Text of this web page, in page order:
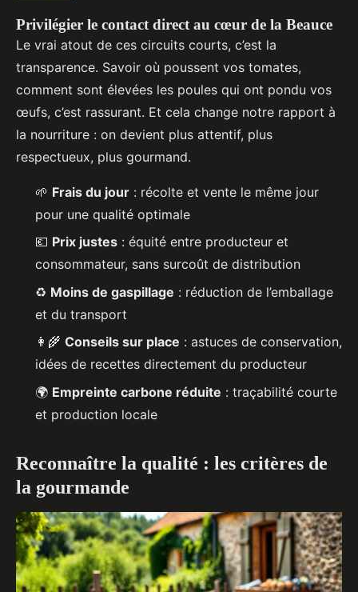
Privilégier le contact direct au cœur de la Beauce
Le vrai atout de ces circuits courts, c’est la
transparence. Savoir où poussent vos tomates,
comment sont élevées les poules qui ont pondu vos
œufs, c’est rassurant. Et cela change notre rapport à
la nourriture : on devient plus attentif, plus
respectueux, plus gourmand.
🌱 Frais du jour : récolte et vente le même jour
pour une qualité optimale
💶 Prix justes : équité entre producteur et
consommateur, sans surcoût de distribution
♻️ Moins de gaspillage : réduction de l’emballage
et du transport
👩‍🌾 Conseils sur place : astuces de conservation,
idées de recettes directement du producteur
🌍 Empreinte carbone réduite : traçabilité courte
et production locale
Reconnaître la qualité : les critères de
la gourmande